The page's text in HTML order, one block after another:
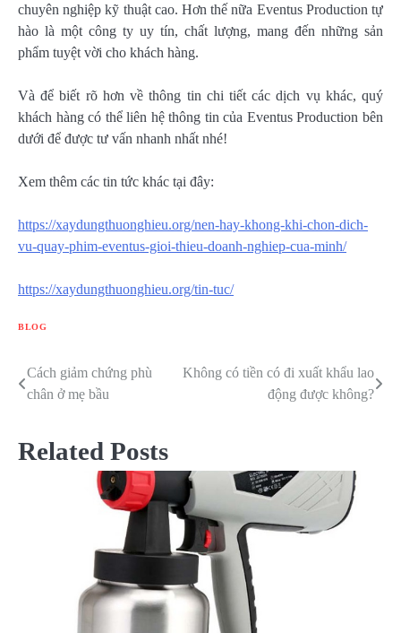
chuyên nghiệp kỹ thuật cao. Hơn thế nữa Eventus Production tự
hào là một công ty uy tín, chất lượng, mang đến những sản
phẩm tuyệt vời cho khách hàng.
Và để biết rõ hơn về thông tin chi tiết các dịch vụ khác, quý
khách hàng có thể liên hệ thông tin của Eventus Production bên
dưới để được tư vấn nhanh nhất nhé!
Xem thêm các tin tức khác tại đây:
https://xaydungthuonghieu.org/nen-hay-khong-khi-chon-dich-
vu-quay-phim-eventus-gioi-thieu-doanh-nghiep-cua-minh/
https://xaydungthuonghieu.org/tin-tuc/
BLOG
Điều
bài
Cách giảm chứng phù
chân ở mẹ bầu
Không có tiền có đi xuất khẩu lao
động được không?
Related Posts